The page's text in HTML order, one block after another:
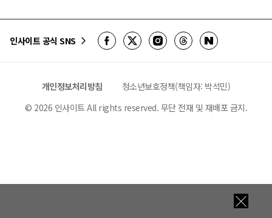
인사이트 공식 SNS
개인정보처리방침
청소년보호정책(책임자: 박석민)
© 2026 인사이트 All rights reserved. 무단 전재 및 재배포 금지.